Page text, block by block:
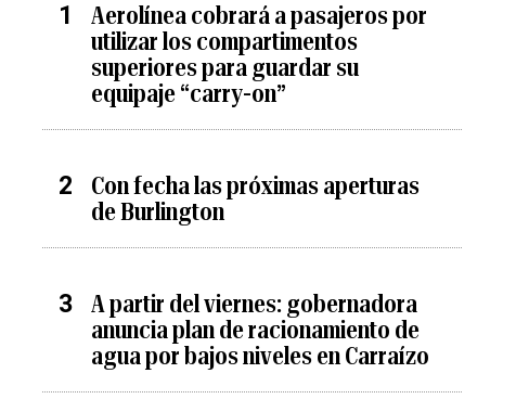
Aerolínea cobrará a pasajeros por
utilizar los compartimentos
superiores para guardar su
equipaje “carry-on”
Con fecha las próximas aperturas
de Burlington
A partir del viernes: gobernadora
anuncia plan de racionamiento de
agua por bajos niveles en Carraízo